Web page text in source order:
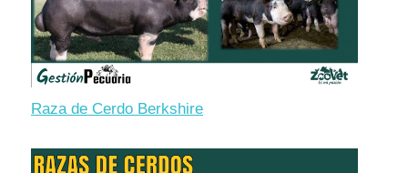
Raza de Cerdo Berkshire